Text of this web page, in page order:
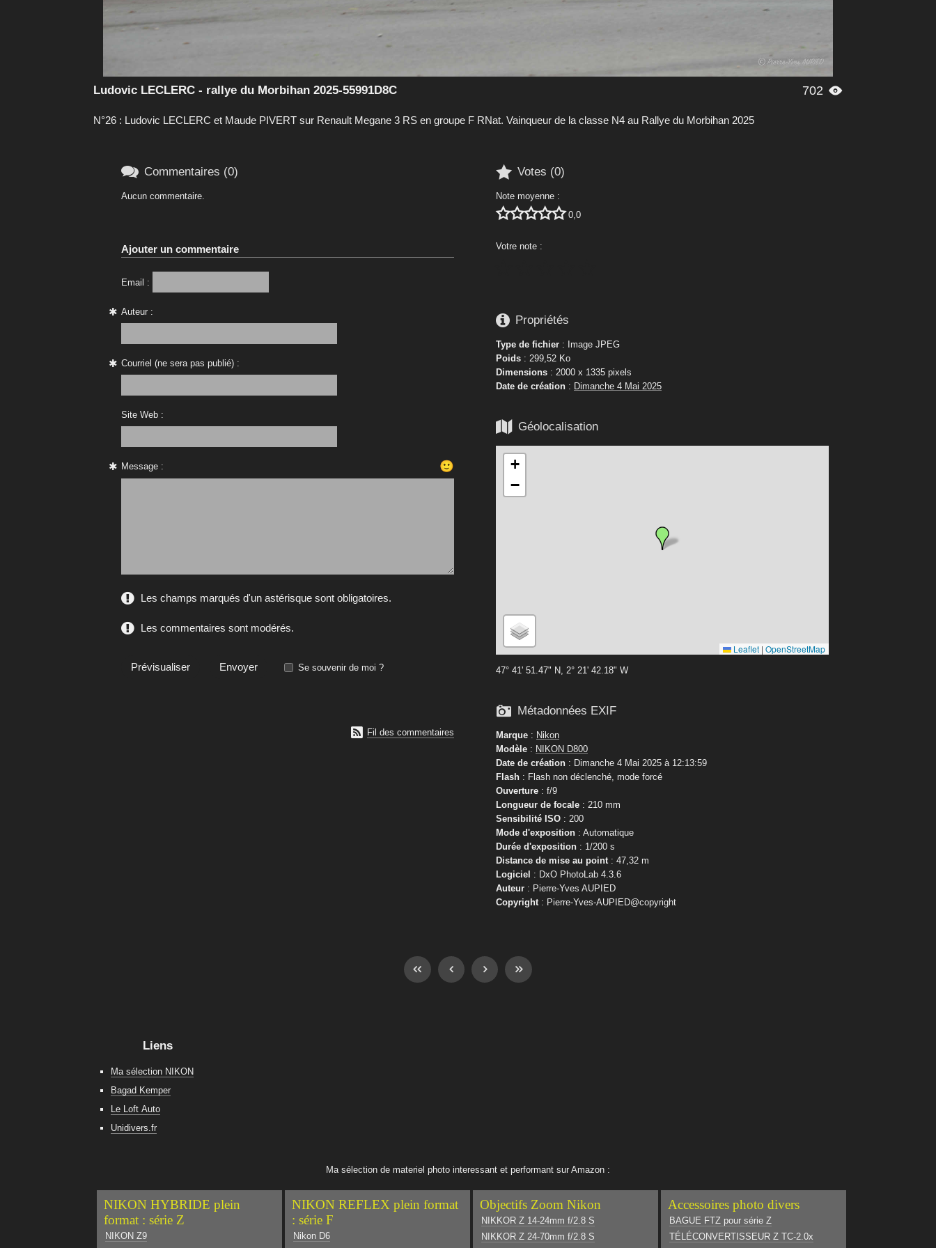
702 
Ludovic LECLERC - rallye du Morbihan 2025-55991D8C
N°26 : Ludovic LECLERC et Maude PIVERT sur Renault Megane 3 RS en groupe F RNat. Vainqueur de la classe N4 au Rallye du Morbihan 2025
 Votes (0)
Note moyenne :
 0,0
Votre note :
 Propriétés
Type de fichier : Image JPEG
Poids : 299,52 Ko
Dimensions : 2000 x 1335 pixels
Date de création : Dimanche 4 Mai 2025
 Géolocalisation
+
−
Leaflet | OpenStreetMap
47° 41' 51.47" N, 2° 21' 42.18" W
 Métadonnées EXIF
Marque : Nikon
Modèle : NIKON D800
Date de création : Dimanche 4 Mai 2025 à 12:13:59
Flash : Flash non déclenché, mode forcé
Ouverture : f/9
Longueur de focale : 210 mm
Sensibilité ISO : 200
Mode d'exposition : Automatique
Durée d'exposition : 1/200 s
Distance de mise au point : 47,32 m
Logiciel : DxO PhotoLab 4.3.6
Auteur : Pierre-Yves AUPIED
Copyright : Pierre-Yves-AUPIED@copyright
 Commentaires (0)
Aucun commentaire.
Ajouter un commentaire
Email :
Auteur :
Courriel (ne sera pas publié) :
Site Web :
Message : 🙂
Les champs marqués d'un astérisque sont obligatoires.
Les commentaires sont modérés.
Se souvenir de moi ?
 Fil des commentaires
Liens
Ma sélection NIKON
Bagad Kemper
Le Loft Auto
Unidivers.fr
Ma sélection de materiel photo interessant et performant sur Amazon :
NIKON HYBRIDE plein
format : série Z
NIKON Z9
NIKON REFLEX plein format
: série F
Nikon D6
Objectifs Zoom Nikon
NIKKOR Z 14-24mm f/2.8 S
NIKKOR Z 24-70mm f/2.8 S
Accessoires photo divers
BAGUE FTZ pour série Z
TÉLÉCONVERTISSEUR Z TC-2.0x